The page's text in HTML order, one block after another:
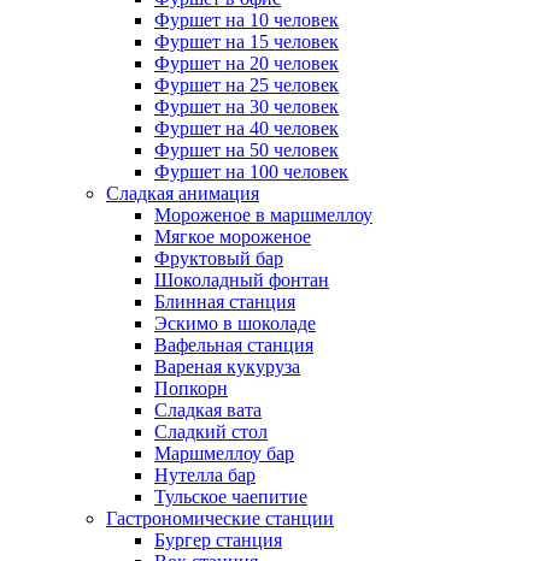
Фуршет на 10 человек
Фуршет на 15 человек
Фуршет на 20 человек
Фуршет на 25 человек
Фуршет на 30 человек
Фуршет на 40 человек
Фуршет на 50 человек
Фуршет на 100 человек
Сладкая анимация
Мороженое в маршмеллоу
Мягкое мороженое
Фруктовый бар
Шоколадный фонтан
Блинная станция
Эскимо в шоколаде
Вафельная станция
Вареная кукуруза
Попкорн
Сладкая вата
Сладкий стол
Маршмеллоу бар
Нутелла бар
Тульское чаепитие
Гастрономические станции
Бургер станция